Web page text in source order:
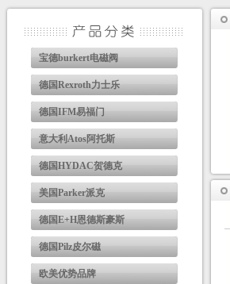
宝德burkert电磁阀
德国Rexroth力士乐
德国IFM易福门
意大利Atos阿托斯
德国HYDAC贺德克
美国Parker派克
德国E+H恩德斯豪斯
德国Pilz皮尔磁
欧美优势品牌